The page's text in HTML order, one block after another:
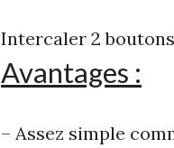
Intercaler 2
Avantages :
– Assez simple